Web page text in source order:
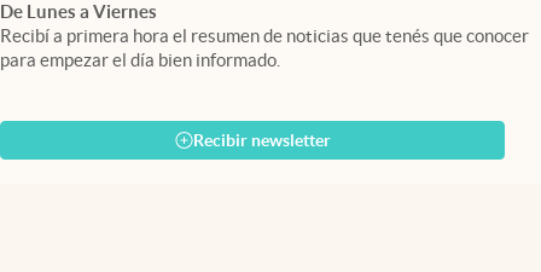
De Lunes a Viernes
Recibí a primera hora el resumen de noticias que tenés que conocer
para empezar el día bien informado.
Recibir newsletter